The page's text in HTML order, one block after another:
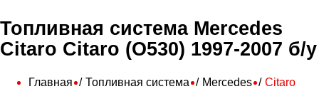
Топливная система Mercedes
Citaro Citaro (O530) 1997-2007 б/у
Главная Топливная система Mercedes Citaro